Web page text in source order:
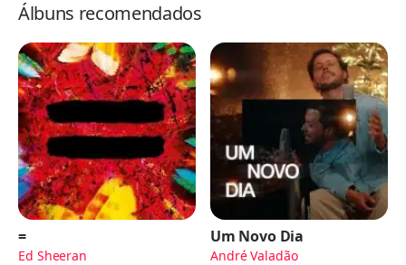
Álbuns recomendados
=
Ed Sheeran
Um Novo Dia
André Valadão